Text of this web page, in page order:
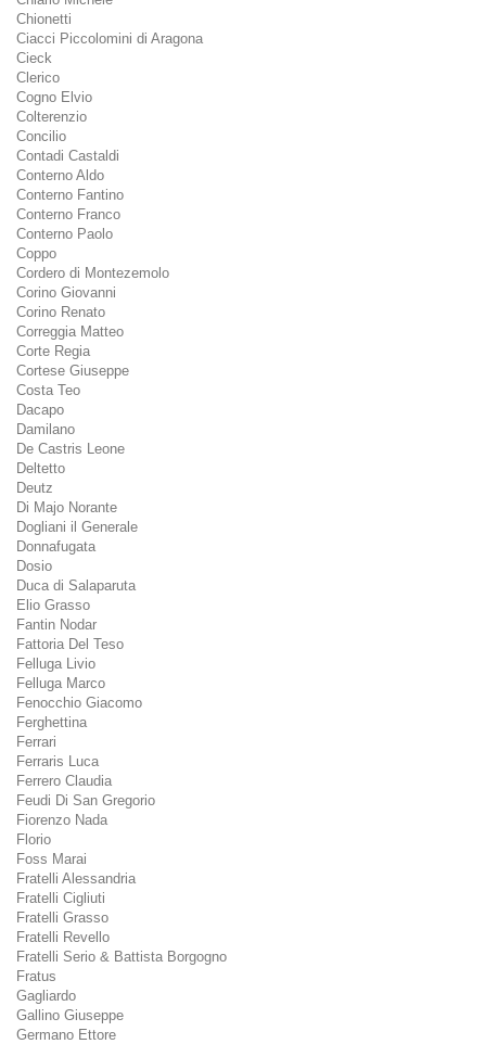
Chionetti
Ciacci Piccolomini di Aragona
Cieck
Clerico
Cogno Elvio
Colterenzio
Concilio
Contadi Castaldi
Conterno Aldo
Conterno Fantino
Conterno Franco
Conterno Paolo
Coppo
Cordero di Montezemolo
Corino Giovanni
Corino Renato
Correggia Matteo
Corte Regia
Cortese Giuseppe
Costa Teo
Dacapo
Damilano
De Castris Leone
Deltetto
Deutz
Di Majo Norante
Dogliani il Generale
Donnafugata
Dosio
Duca di Salaparuta
Elio Grasso
Fantin Nodar
Fattoria Del Teso
Felluga Livio
Felluga Marco
Fenocchio Giacomo
Ferghettina
Ferrari
Ferraris Luca
Ferrero Claudia
Feudi Di San Gregorio
Fiorenzo Nada
Florio
Foss Marai
Fratelli Alessandria
Fratelli Cigliuti
Fratelli Grasso
Fratelli Revello
Fratelli Serio & Battista Borgogno
Fratus
Gagliardo
Gallino Giuseppe
Germano Ettore